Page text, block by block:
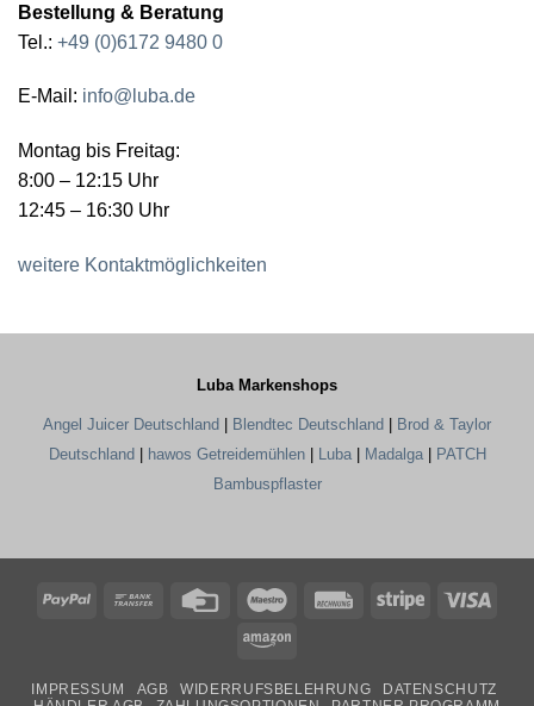
Bestellung & Beratung
Tel.: +49 (0)6172 9480 0
E-Mail: info@luba.de
Montag bis Freitag:
8:00 – 12:15 Uhr
12:45 – 16:30 Uhr
weitere Kontaktmöglichkeiten
Luba Markenshops
Angel Juicer Deutschland | Blendtec Deutschland | Brod & Taylor
Deutschland| hawos Getreidemühlen| Luba| Madalga| PATCH
Bambuspflaster
PayPal
Bank
Credit
Maestro RechungStripe
Amazon
IMPRESSUM AGB WIDERRUFSBELEHRUNG
DATENSCHUTZ